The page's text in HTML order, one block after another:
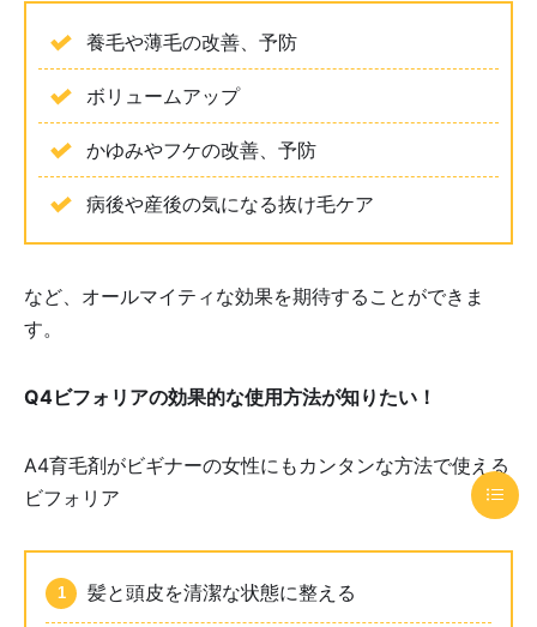
養毛や薄毛の改善、予防
ボリュームアップ
かゆみやフケの改善、予防
病後や産後の気になる抜け毛ケア
など、オールマイティな効果を期待することができま
す。
Q4ビフォリアの効果的な使用方法が知りたい！
A4育毛剤がビギナーの女性にもカンタンな方法で使える
ビフォリア
髪と頭皮を清潔な状態に整える